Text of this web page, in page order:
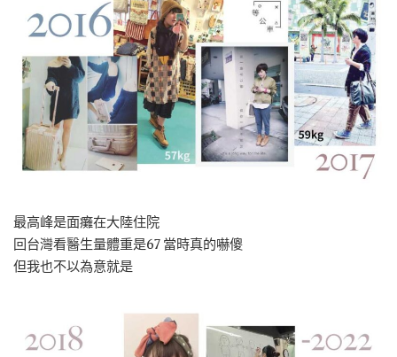
最高峰是面癱在大陸住院
回台灣看醫生量體重是67 當時真的嚇傻
但我也不以為意就是